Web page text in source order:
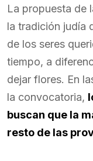
La propuesta de
la tradición judía
de los seres
tiempo, a
dejar flores. En
la convocatoria,
buscan que la
resto de las